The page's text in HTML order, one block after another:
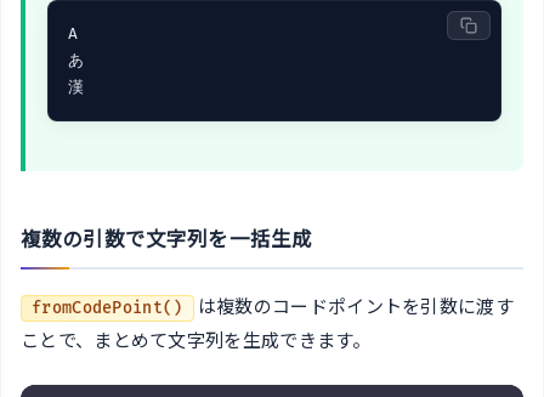
A
あ
漢
複数の引数で文字列を一括生成
fromCodePoint()
は複数のコードポイントを引数に渡す
ことで、まとめて文字列を生成できます。